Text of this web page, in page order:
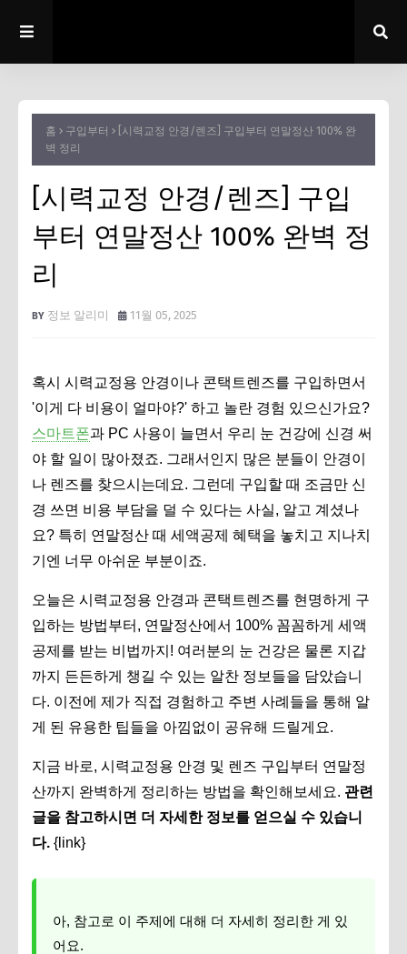
홈 구입부터
[시력교정 안경/렌즈] 구입부터 연말정산 100% 완
벽 정리
[시력교정 안경/렌즈] 구입
부터 연말정산 100% 완벽 정
리
정보 알리미 11월 05, 2025
혹시 시력교정용 안경이나 콘택트렌즈를 구입하면서
'이게 다 비용이 얼마야?' 하고 놀란 경험 있으신가요?
스마트폰과 PC 사용이 늘면서 우리 눈 건강에 신경 써
야 할 일이 많아졌죠. 그래서인지 많은 분들이 안경이
나 렌즈를 찾으시는데요. 그런데 구입할 때 조금만 신
경 쓰면 비용 부담을 덜 수 있다는 사실, 알고 계셨나
요? 특히 연말정산 때 세액공제 혜택을 놓치고 지나치
기엔 너무 아쉬운 부분이죠.
오늘은 시력교정용 안경과 콘택트렌즈를 현명하게 구
입하는 방법부터, 연말정산에서 100% 꼼꼼하게 세액
공제를 받는 비법까지! 여러분의 눈 건강은 물론 지갑
까지 든든하게 챙길 수 있는 알찬 정보들을 담았습니
다. 이전에 제가 직접 경험하고 주변 사례들을 통해 알
게 된 유용한 팁들을 아낌없이 공유해 드릴게요.
지금 바로, 시력교정용 안경 및 렌즈 구입부터 연말정
산까지 완벽하게 정리하는 방법을 확인해보세요. 관련
글을 참고하시면 더 자세한 정보를 얻으실 수 있습니
다. {link}
아, 참고로 이 주제에 대해 더 자세히 정리한 게 있
어요.